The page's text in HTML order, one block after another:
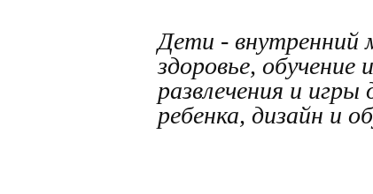
Дети - внутренний
здоровье, обучение
развлечения и
ребенка, дизайн и